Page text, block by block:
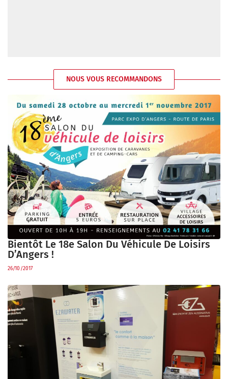
NOUS VOUS RECOMMANDONS
Bientôt Le 18e Salon Du Véhicule De Loisirs
D’Angers !
26/10/2017